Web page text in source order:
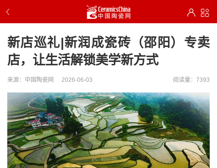
新店巡礼|新润成瓷砖（邵阳）专卖
店，让生活解锁美学新方式
来源：中国陶瓷网 2026-06-03 阅读量：7393